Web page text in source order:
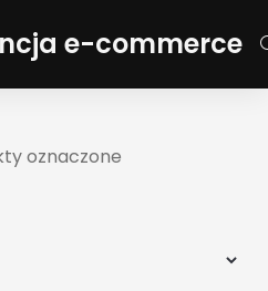
e-commerce
oznaczone